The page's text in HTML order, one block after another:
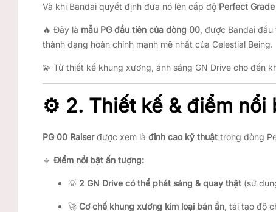
Và khi Bandai quyết định đưa nó lên cấp độ Perfect Grade
🔥 Đây là mẫu PG đầu tiên của dòng 00, được Bandai
thành dạng hoàn chỉnh mạnh mẽ nhất của Celestial Being.
💫 Từ thiết kế khung xương, ánh sáng GN Drive cho đến
⚙️ 2. Thiết kế & điểm nổi
PG 00 Raiserđược xem là đỉnh cao kỹ thuật trong dòng
🔹 Điểm nổi bật ấn tượng:
💡 2 GN Drive có thể phát sáng & quay thật (sử
🚀 Cơ chế khung xương kim loại bán ẩn, tái tạo độ